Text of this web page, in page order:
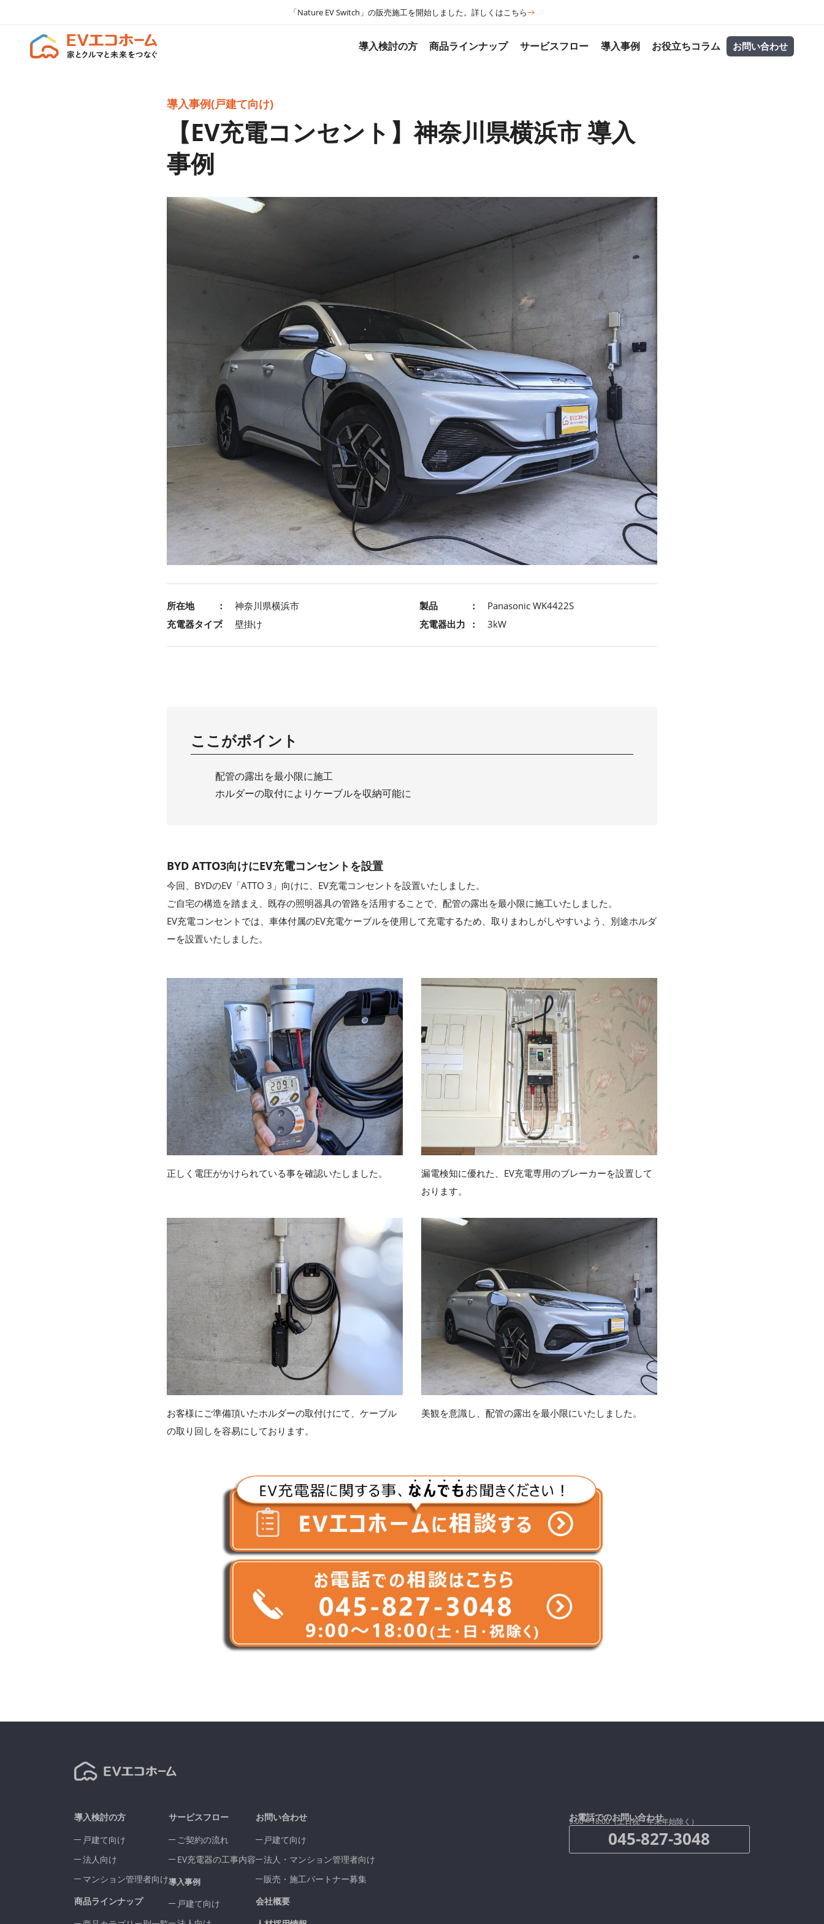
「Nature EV Switch」の販売施工を開始しました。詳しくはこちら
導入検討の方 商品ラインナップ サービスフロー 導入事例 お役立ちコラム お問い合わせ
導入事例(戸建て向け)
【EV充電コンセント】神奈川県横浜市 導入
事例
所在地 神奈川県横浜市 製品
Panasonic WK4422S
充電器タイプ
壁掛け 充電器出力 3kW
ここがポイント
配管の露出を最小限に施工
ホルダーの取付によりケーブルを収納可能に
BYD ATTO3向けにEV充電コンセントを設置
今回、BYDのEV「ATTO 3」向けに、EV充電コンセントを設置いたしました。
ご自宅の構造を踏まえ、既存の照明器具の管路を活用することで、配管の露出を最小限に施工いたしました。
EV充電コンセントでは、車体付属のEV充電ケーブルを使用して充電するため、取りまわしがしやすいよう、別途ホルダ
ーを設置いたしました。
正しく電圧がかけられている事を確認いたしました。
漏電検知に優れた、EV充電専用のブレーカーを設置して
おります。
お客様にご準備頂いたホルダーの取付けにて、ケーブル
の取り回しを容易にしております。
美観を意識し、配管の露出を最小限にいたしました。
導入検討の方
戸建て向け
法人向け
マンション管理者向け
商品ラインナップ
サービスフロー
ご契約の流れ
EV充電器の工事内容
導入事例
戸建て向け
お問い合わせ
戸建て向け
法人・マンション管理者向け
販売・施工パートナー募集
会社概要
お電話でのお問い合わせ
9:00～18:00（土日祝・年末年始除く）
045-827-3048